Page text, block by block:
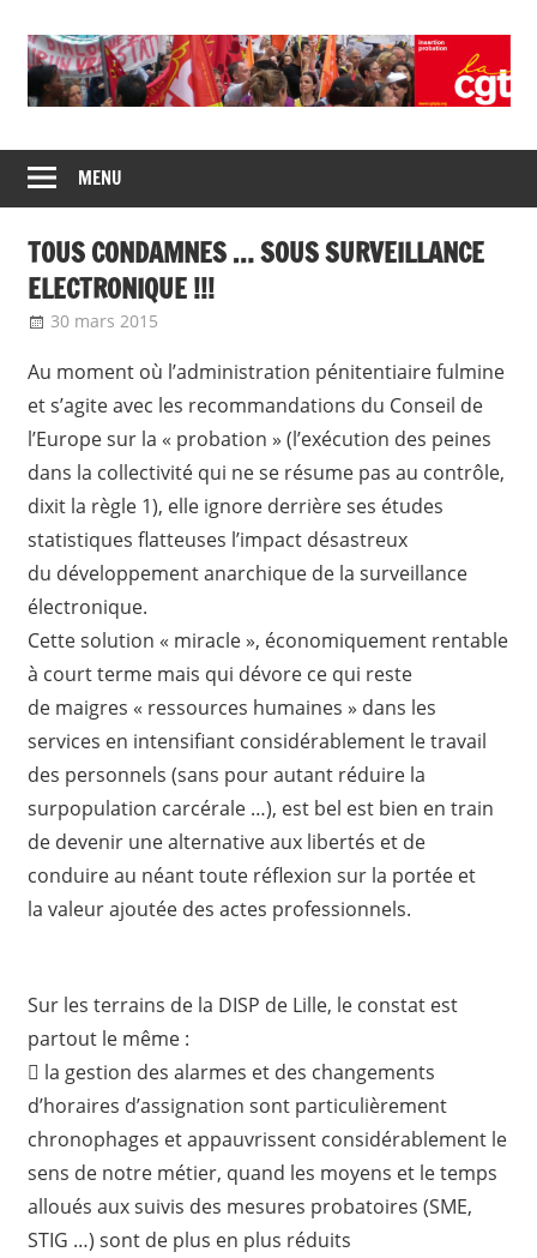
content
CGT
insertion
probation
de
syndicats
CGT
insertion
probation
MENU
TOUS CONDAMNES … SOUS SURVEILLANCE
ELECTRONIQUE !!!
30 mars 2015
Au moment où l’administration pénitentiaire fulmine
et s’agite avec les recommandations du Conseil de
l’Europe sur la « probation » (l’exécution des peines
dans la collectivité qui ne se résume pas au contrôle,
dixit la règle 1), elle ignore derrière ses études
statistiques flatteuses l’impact désastreux
du développement anarchique de la surveillance
électronique.
Cette solution « miracle », économiquement rentable
à court terme mais qui dévore ce qui reste
de maigres « ressources humaines » dans les
services en intensifiant considérablement le travail
des personnels (sans pour autant réduire la
surpopulation carcérale …), est bel est bien en train
de devenir une alternative aux libertés et de
conduire au néant toute réflexion sur la portée et
la valeur ajoutée des actes professionnels.
Sur les terrains de la DISP de Lille, le constat est
partout le même :
 la gestion des alarmes et des changements
d’horaires d’assignation sont particulièrement
chronophages et appauvrissent considérablement le
sens de notre métier, quand les moyens et le temps
alloués aux suivis des mesures probatoires (SME,
STIG …) sont de plus en plus réduits